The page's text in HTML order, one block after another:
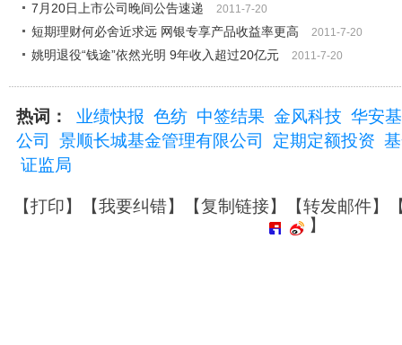
7月20日上市公司晚间公告速递 2011-7-20
短期理财何必舍近求远 网银专享产品收益率更高 2011-7-20
姚明退役“钱途”依然光明 9年收入超过20亿元 2011-7-20
热词： 业绩快报 色纺 中签结果 金风科技 华安
公司
景顺长城基金管理有限公司 定期定额投资
证监局
【打印】【我要纠错】【复制链接】【转发邮件】
】